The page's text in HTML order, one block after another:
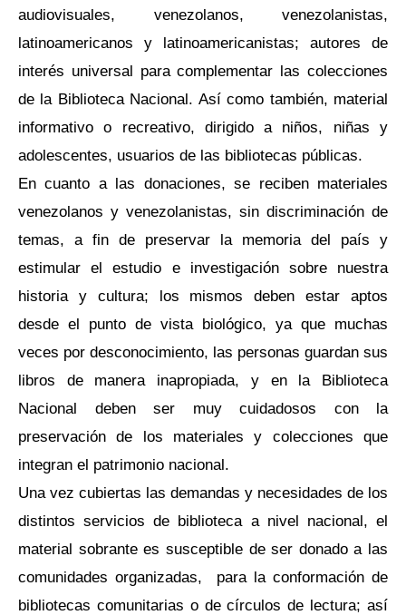
audiovisuales, venezolanos, venezolanistas,
latinoamericanos y latinoamericanistas; autores de
interés universal para complementar las colecciones
de la Biblioteca Nacional. Así como también, material
informativo o recreativo, dirigido a niños, niñas y
adolescentes, usuarios de las bibliotecas públicas.
En cuanto a las donaciones, se reciben materiales
venezolanos y venezolanistas, sin discriminación de
temas, a fin de preservar la memoria del país y
estimular el estudio e investigación sobre nuestra
historia y cultura; los mismos deben estar aptos
desde el punto de vista biológico, ya que muchas
veces por desconocimiento, las personas guardan sus
libros de manera inapropiada, y en la Biblioteca
Nacional deben ser muy cuidadosos con la
preservación de los materiales y colecciones que
integran el patrimonio nacional.
Una vez cubiertas las demandas y necesidades de los
distintos servicios de biblioteca a nivel nacional, el
material sobrante es susceptible de ser donado a las
comunidades organizadas, para la conformación de
bibliotecas comunitarias o de círculos de lectura; así